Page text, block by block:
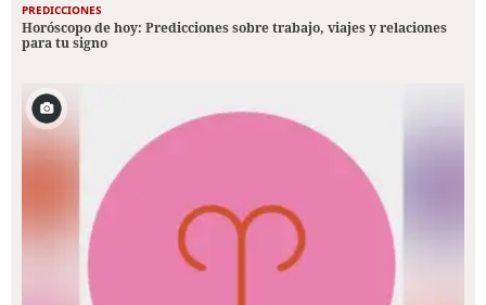
PREDICCIONES
Horóscopo de hoy: Predicciones sobre trabajo, viajes y relaciones
para tu signo